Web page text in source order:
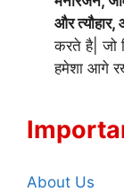
और त्यौहार,
करते है| जो
हमेशा आगे
About Us